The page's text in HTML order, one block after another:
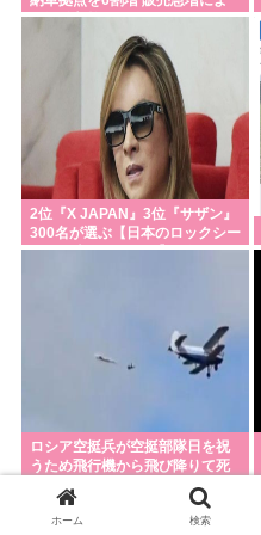
る混乱収拾へ
2位『X JAPAN』3位『サザン』
300名が選ぶ【日本のロックシー
ンを代表するバンド】1位に
ロシア空挺兵が空挺部隊日を祝
うため飛行機から飛び降りて死
ホーム 検索